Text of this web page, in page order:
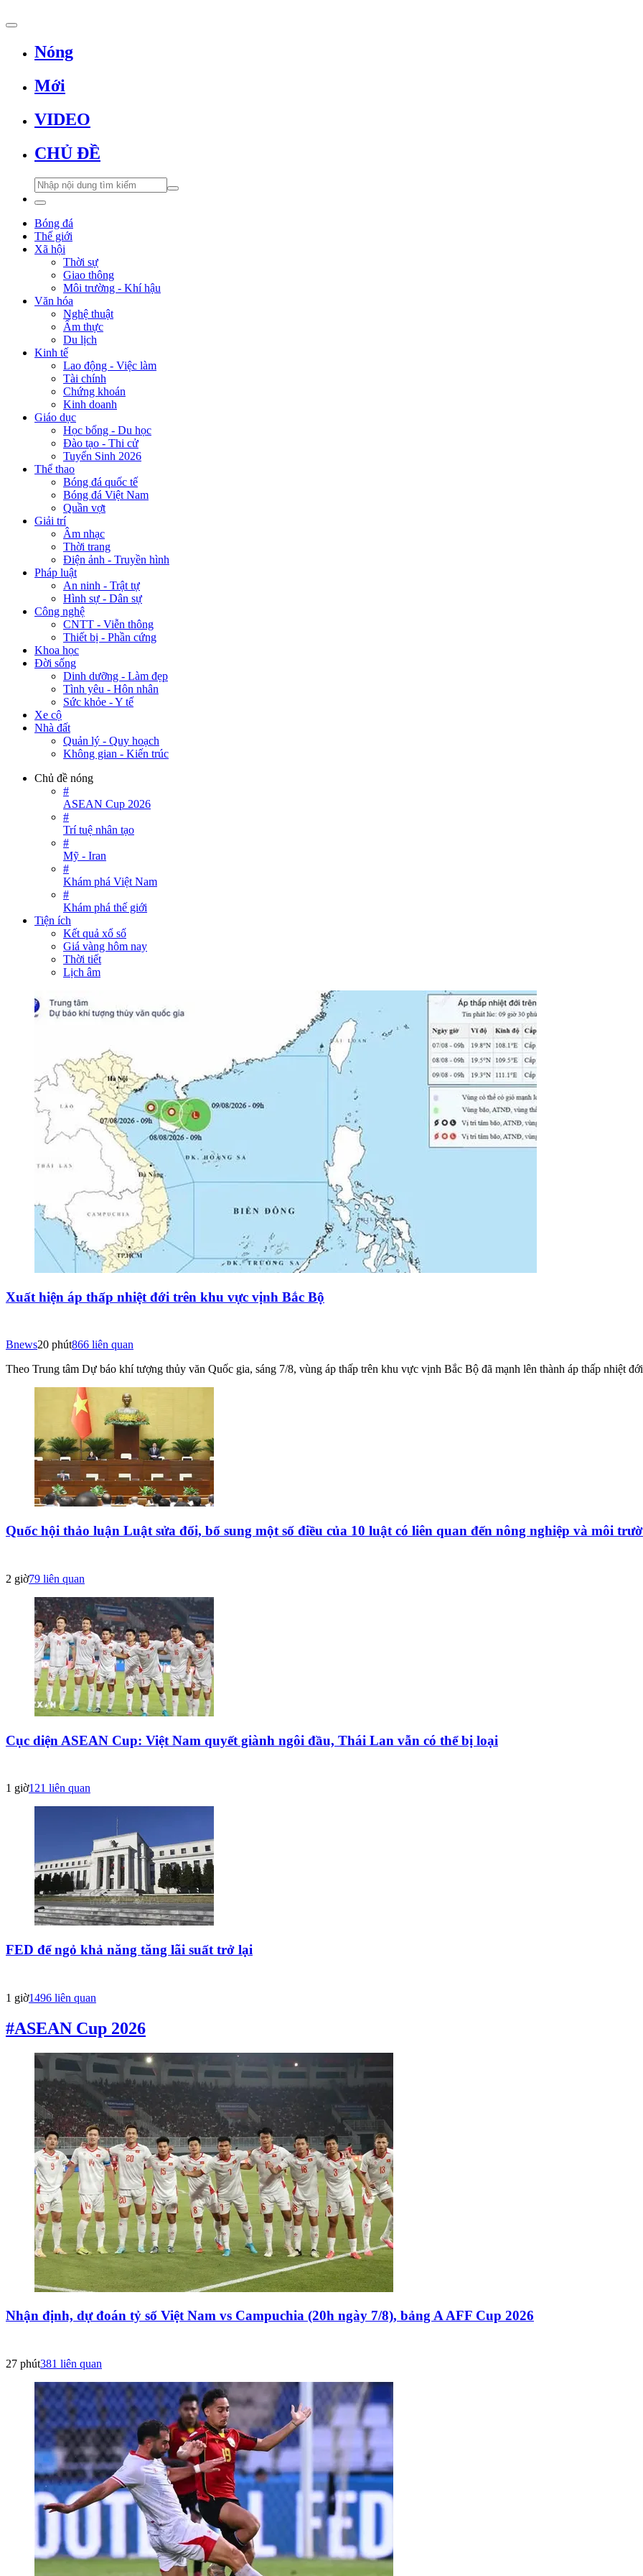
Nóng
Mới
VIDEO
CHỦ ĐỀ
Bóng đá
Thế giới
Xã hội
Thời sự
Giao thông
Môi trường - Khí hậu
Văn hóa
Nghệ thuật
Ẩm thực
Du lịch
Kinh tế
Lao động - Việc làm
Tài chính
Chứng khoán
Kinh doanh
Giáo dục
Học bổng - Du học
Đào tạo - Thi cử
Tuyển Sinh 2026
Thể thao
Bóng đá quốc tế
Bóng đá Việt Nam
Quần vợt
Giải trí
Âm nhạc
Thời trang
Điện ảnh - Truyền hình
Pháp luật
An ninh - Trật tự
Hình sự - Dân sự
Công nghệ
CNTT - Viễn thông
Thiết bị - Phần cứng
Khoa học
Đời sống
Dinh dưỡng - Làm đẹp
Tình yêu - Hôn nhân
Sức khỏe - Y tế
Xe cộ
Nhà đất
Quản lý - Quy hoạch
Không gian - Kiến trúc
Chủ đề nóng
#
ASEAN Cup 2026
#
Trí tuệ nhân tạo
#
Mỹ - Iran
#
Khám phá Việt Nam
#
Khám phá thế giới
Tiện ích
Kết quả xổ số
Giá vàng hôm nay
Thời tiết
Lịch âm
Xuất hiện áp thấp nhiệt đới trên khu vực vịnh Bắc Bộ
Bnews20 phút866 liên quan
Theo Trung tâm Dự báo khí tượng thủy văn Quốc gia, sáng 7/8, vùng áp thấp trên khu vực vịnh Bắc Bộ đã mạnh lên thành áp thấp nhiệt
Quốc hội thảo luận Luật sửa đổi, bổ sung một số điều của 10 luật có liên quan đến nông nghiệp và môi
2 giờ79 liên quan
Cục diện ASEAN Cup: Việt Nam quyết giành ngôi đầu, Thái Lan vẫn có thể bị loại
1 giờ121 liên quan
FED để ngỏ khả năng tăng lãi suất trở lại
1 giờ1496 liên quan
#ASEAN Cup 2026
Nhận định, dự đoán tỷ số Việt Nam vs Campuchia (20h ngày 7/8), bảng A AFF Cup 2026
27 phút381 liên quan